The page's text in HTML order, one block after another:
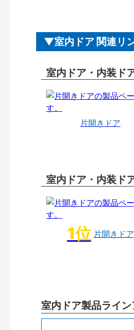
室内ドア 関連リ
室内ドア・内装ド
片開きドア
室内ドア・内装ド
片開きドア
室内ドア製品ライ